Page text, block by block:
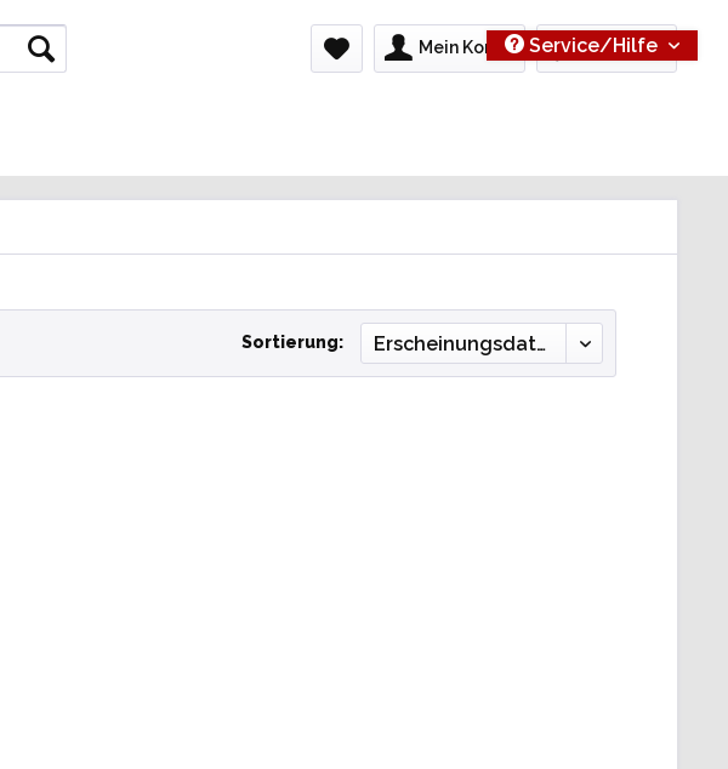
Service/Hilfe
Mein Konto 0,00 € *
Sortierung: